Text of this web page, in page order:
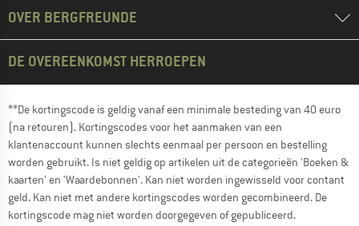
OVER BERGFREUNDE
DE OVEREENKOMST HERROEPEN
**De kortingscode is geldig vanaf een minimale besteding van 40 euro
(na retouren). Kortingscodes voor het aanmaken van een
klantenaccount kunnen slechts eenmaal per persoon en bestelling
worden gebruikt. Is niet geldig op artikelen uit de categorieën 'Boeken &
kaarten' en 'Waardebonnen'. Kan niet worden ingewisseld voor contant
geld. Kan niet met andere kortingscodes worden gecombineerd. De
kortingscode mag niet worden doorgegeven of gepubliceerd.